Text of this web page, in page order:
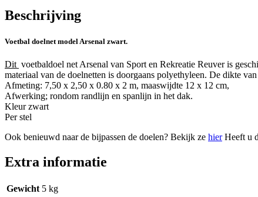
Beschrijving
Voetbal doelnet model Arsenal zwart.
Dit voetbaldoel net Arsenal van Sport en Rekreatie Reuver is
materiaal van de doelnetten is doorgaans polyethyleen. De dikte
Afmeting: 7,50 x 2,50 x 0.80 x 2 m, maaswijdte 12 x 12 cm,
Afwerking; rondom randlijn en spanlijn in het dak.
Kleur zwart
Per stel
Ook benieuwd naar de bijpassen de doelen? Bekijk ze hierHeeft u
Extra informatie
Gewicht 5 kg